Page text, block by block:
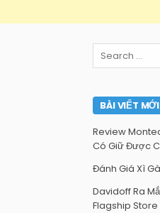
Search
for:
BÀI VIẾT MỚI
Review
Có Giữ Được
Đánh Giá Xì
Davidoff Ra
Flagship Store